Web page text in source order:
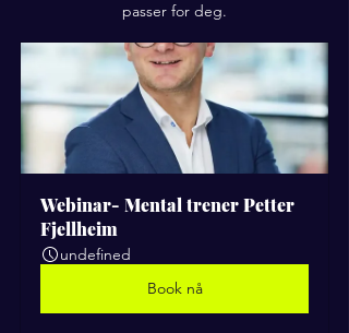
passer for deg.
Webinar- Mental trener Petter
Fjellheim
undefined
Book nå